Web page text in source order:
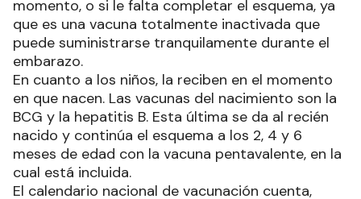
momento, o si le falta completar el esquema, ya
que es una vacuna totalmente inactivada que
puede suministrarse tranquilamente durante el
embarazo.
En cuanto a los niños, la reciben en el momento
en que nacen. Las vacunas del nacimiento son la
BCG y la hepatitis B. Esta última se da al recién
nacido y continúa el esquema a los 2, 4 y 6
meses de edad con la vacuna pentavalente, en la
cual está incluida.
El calendario nacional de vacunación cuenta,